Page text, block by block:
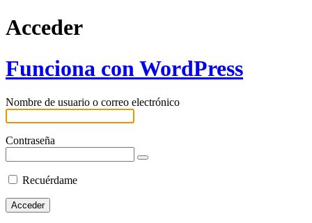
Acceder
Funciona con WordPress
Nombre de usuario o correo electrónico
Contraseña
Recuérdame